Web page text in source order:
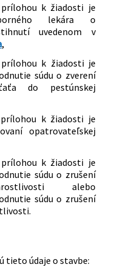
k žiadosti je
lekára o
uvedenom v
,
k žiadosti je
súdu o zverení
do pestúnskej
k žiadosti je
opatrovateľskej
k žiadosti je
súdu o zrušení
alebo
súdu o zrušení
tieto údaje o stavbe: